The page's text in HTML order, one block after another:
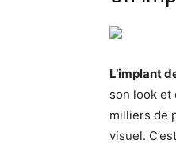
L’implant
son look et
milliers de
visuel.